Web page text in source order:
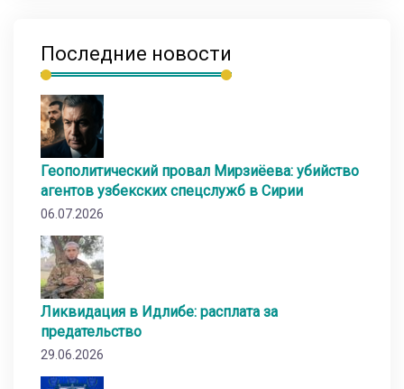
Последние новости
Геополитический провал Мирзиёева: убийство
агентов узбекских спецслужб в Сирии
06.07.2026
Ликвидация в Идлибе: расплата за
предательство
29.06.2026